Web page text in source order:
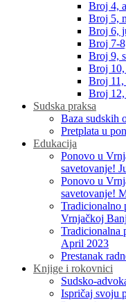
Broj 4,
Broj 5,
Broj 6,
Broj 7-
Broj 9,
Broj
Broj 11,
Broj 12,
Sudska praksa
Baza sudskih
Pretplata u
Edukacija
Ponovo u
savetovanje!
Ponovo u
savetovanje!
Tradicionalno
Vrnjačkoj
Tradicionalna
April 2023
Prestanak
Knjige i rokovnici
Sudsko-
Ispričaj svoju